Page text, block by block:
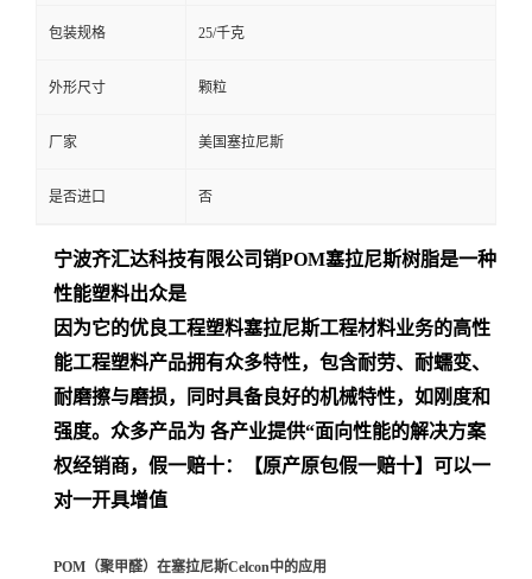
包装规格 25/千克
外形尺寸 颗粒
厂家 美国塞拉尼斯
是否进口 否
宁波齐汇达科技有限公司销POM塞拉尼斯树脂是一种
性能塑料出众是
因为它的优良工程塑料塞拉尼斯工程材料业务的高性
能工程塑料产品拥有众多特性，包含耐劳、耐蠕变、
耐磨擦与磨损，同时具备良好的机械特性，如刚度和
强度。众多产品为 各产业提供“面向性能的解决方案
权经销商，假一赔十：【原产原包假一赔十】可以一
对一开具增值
POM（聚甲醛）在塞拉尼斯Celcon中的应用